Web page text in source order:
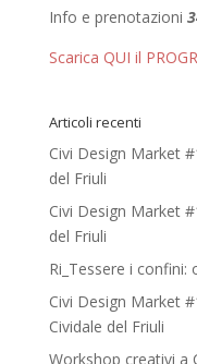
Info e prenotazioni
Scarica QUI il
Articoli recenti
Civi Design Market
del Friuli
Civi Design Market
del Friuli
Ri_Tessere i confini:
Civi Design Market
Cividale del Friuli
Workshop creativi a